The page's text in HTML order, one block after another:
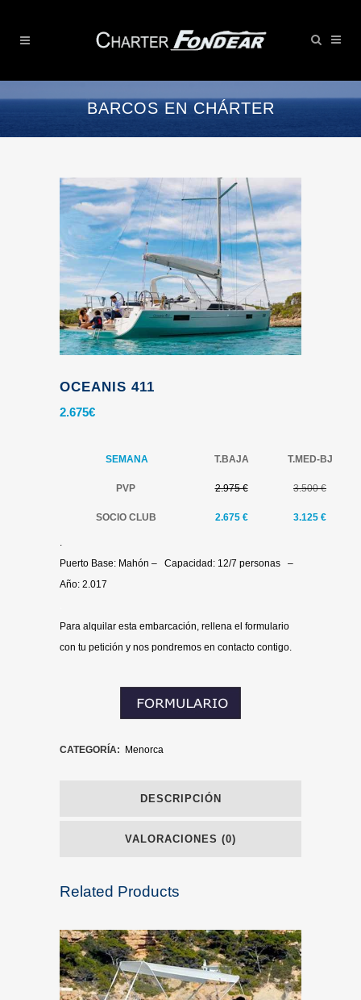
BARCOS EN CHÁRTER
OCEANIS 411
2.675€
SEMANA T.BAJA T.MED-BJ
PVP 2.975 € 3.500 €
SOCIO CLUB 2.675 € 3.125 €
.
Puerto Base: Mahón – Capacidad: 12/7 personas –
Año: 2.017
Para alquilar esta embarcación, rellena el formulario
con tu petición y nos pondremos en contacto contigo.
CATEGORÍA: Menorca
DESCRIPCIÓN
VALORACIONES (0)
Related Products